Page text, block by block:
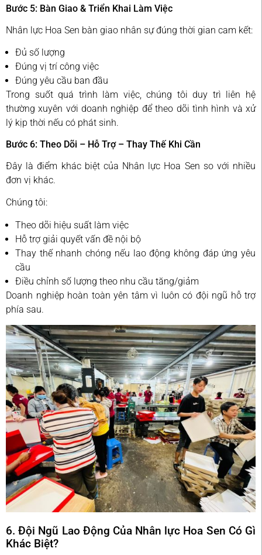
Bước 5: Bàn Giao & Triển Khai Làm Việc
Nhân lực Hoa Sen bàn giao nhân sự đúng thời gian cam kết:
Đủ số lượng
Đúng vị trí công việc
Đúng yêu cầu ban đầu
Trong suốt quá trình làm việc, chúng tôi duy trì liên hệ
thường xuyên với doanh nghiệp để theo dõi tình hình và xử
lý kịp thời nếu có phát sinh.
Bước 6: Theo Dõi – Hỗ Trợ – Thay Thế Khi Cần
Đây là điểm khác biệt của Nhân lực Hoa Sen so với nhiều
đơn vị khác.
Chúng tôi:
Theo dõi hiệu suất làm việc
Hỗ trợ giải quyết vấn đề nội bộ
Thay thế nhanh chóng nếu lao động không đáp ứng yêu
cầu
Điều chỉnh số lượng theo nhu cầu tăng/giảm
Doanh nghiệp hoàn toàn yên tâm vì luôn có đội ngũ hỗ trợ
phía sau.
6. Đội Ngũ Lao Động Của Nhân lực Hoa Sen Có Gì
Khác Biệt?